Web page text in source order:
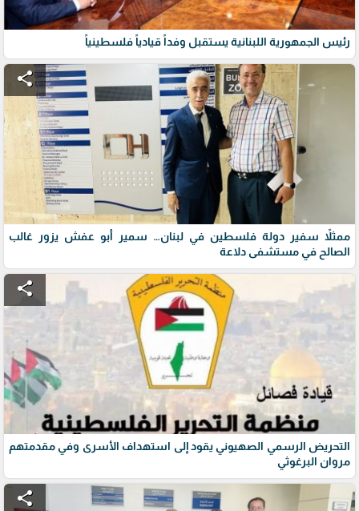
رئيس الجمهورية اللبنانية يستقبل وفداً قيادياً فلسطينياً
share
ممثلاً سفير دولة فلسطين في لبنان… سمير أبو عفش يزور غالب
الصالح في مستشفى دلاعة
share
التحريض الرسمي الصهيوني يقود إلى استهداف الأسرى وفي مقدمتهم
مروان البرغوثي
share